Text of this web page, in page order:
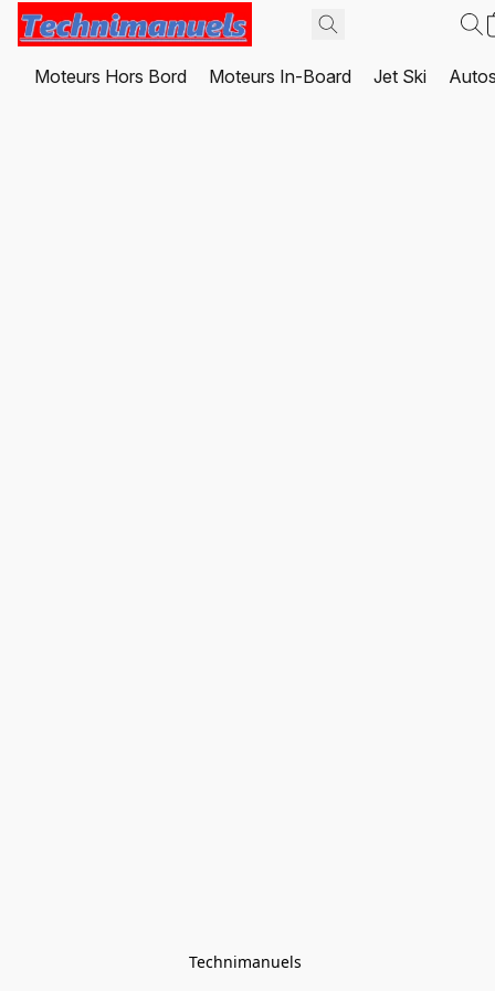
Moteurs Hors Bord Moteurs In-Board Jet Ski
Technimanuels